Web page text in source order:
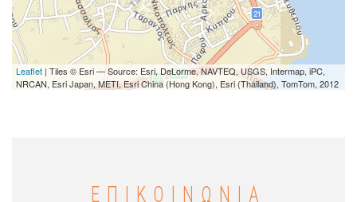
Leaflet | Tiles © Esri — Source: Esri, DeLorme, NAVTEQ, USGS, Intermap, iPC,
NRCAN, Esri Japan, METI, Esri China (Hong Kong), Esri (Thailand), TomTom, 2012
ΕΠΙΚΟΙΝΩΝΙΑ